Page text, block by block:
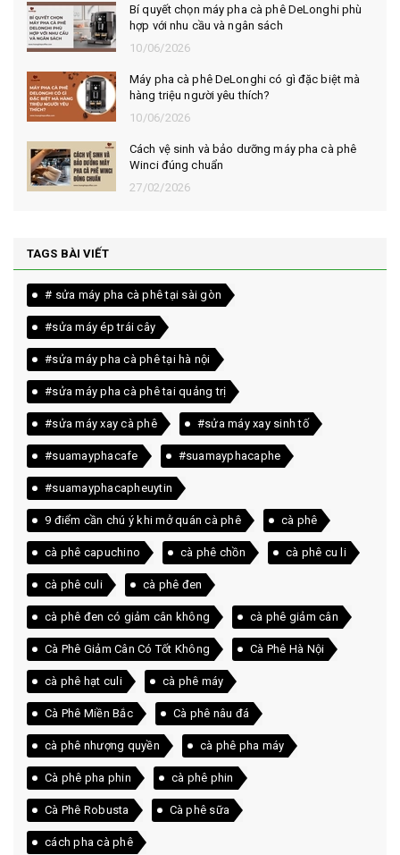
Bí quyết chọn máy pha cà phê DeLonghi phù
hợp với nhu cầu và ngân sách
10/06/2026
Máy pha cà phê DeLonghi có gì đặc biệt mà
hàng triệu người yêu thích?
10/06/2026
Cách vệ sinh và bảo dưỡng máy pha cà phê
Winci đúng chuẩn
27/02/2026
TAGS BÀI VIẾT
# sửa máy pha cà phê tại sài gòn
#sửa máy ép trái cây
#sửa máy pha cà phê tại hà nội
#sửa máy pha cà phê tai quảng trị
#sửa máy xay cà phê #sửa máy xay sinh tố
#suamayphacafe #suamayphacaphe
#suamayphacapheuytin
9 điểm cần chú ý khi mở quán cà phê cà phê
cà phê capuchino cà phê chồn cà phê cu li
cà phê culi cà phê đen
cà phê đen có giảm cân không cà phê giảm cân
Cà Phê Giảm Cân Có Tốt Không Cà Phê Hà Nội
cà phê hạt culi cà phê máy
Cà Phê Miền Bắc Cà phê nâu đá
cà phê nhượng quyền cà phê pha máy
Cà phê pha phin cà phê phin
Cà Phê Robusta Cà phê sữa
cách pha cà phê